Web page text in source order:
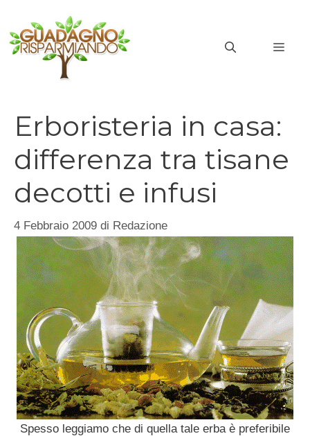
contenuto
Erboristeria in casa:
differenza tra tisane
decotti e infusi
4 Febbraio 2009 di Redazione
Spesso leggiamo che di quella tale erba è preferibile